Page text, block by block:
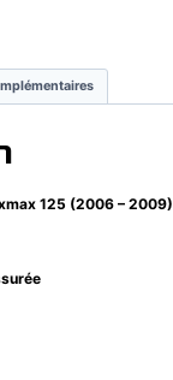
125 (2006 – 2009)